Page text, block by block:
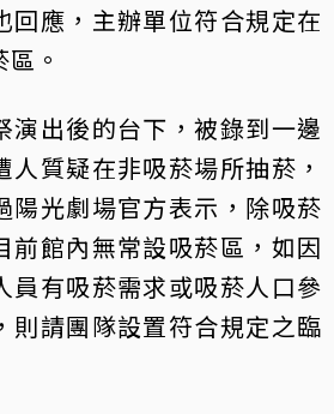
回應，主辦單位符合規定在
。
演出後的台下，被錄到一邊
質疑在非吸菸場所抽菸，
陽光劇場官方表示，除吸菸
前館內無常設吸菸區，如因
員有吸菸需求或吸菸人口參
則請團隊設置符合規定之臨